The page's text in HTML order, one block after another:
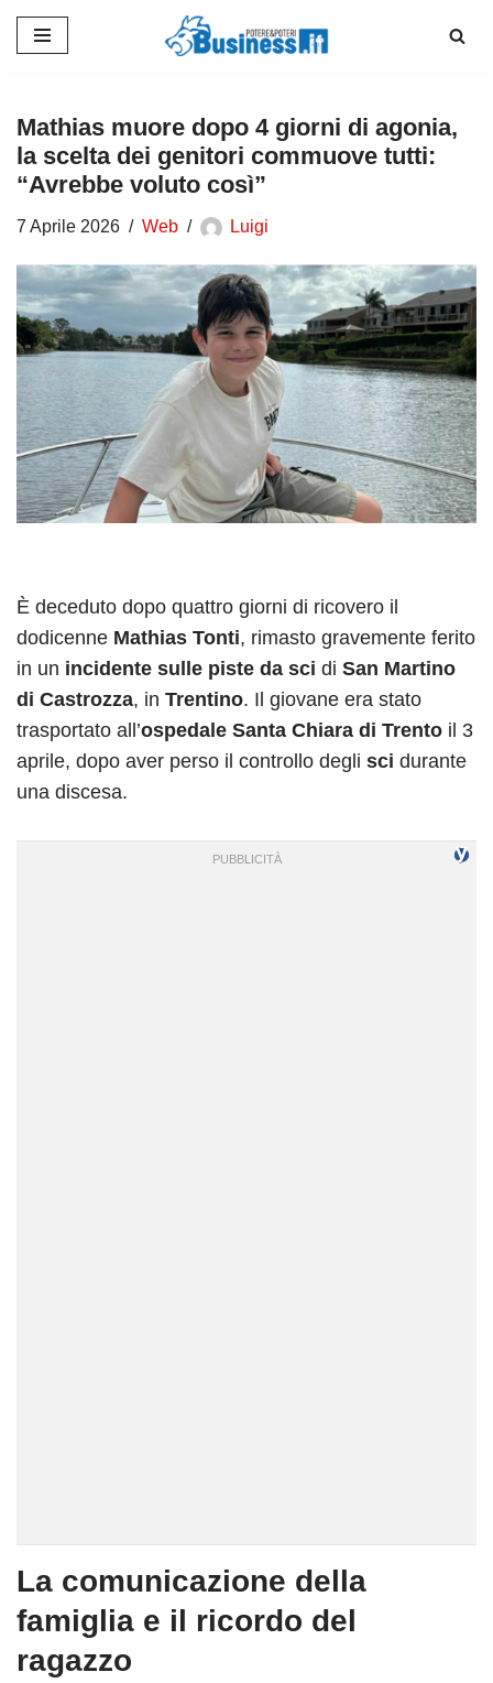
contenuto
Mathias muore dopo 4 giorni di agonia,
la scelta dei genitori commuove tutti:
“Avrebbe voluto così”
7 Aprile 2026 Web Luigi
È deceduto dopo quattro giorni di ricovero il
dodicenne Mathias Tonti, rimasto gravemente ferito
in un incidente sulle piste da sci di San Martino
di Castrozza, in Trentino. Il giovane era stato
trasportato all’ospedale Santa Chiara di Trento il 3
aprile, dopo aver perso il controllo degli sci durante
una discesa.
La comunicazione della
famiglia e il ricordo del
ragazzo